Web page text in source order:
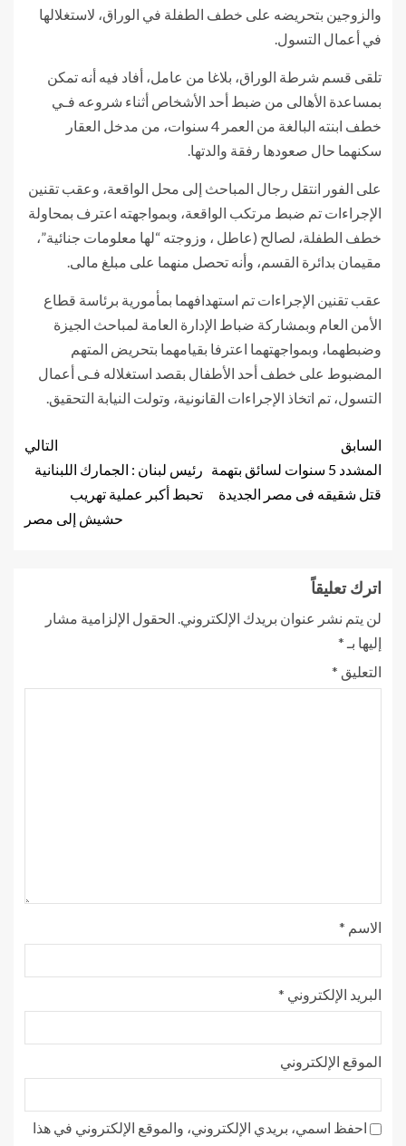
والزوجين بتحريضه على خطف الطفلة في الوراق، لاستغلالها
في أعمال التسول.
تلقى قسم شرطة الوراق، بلاغا من عامل، أفاد فيه أنه تمكن
بمساعدة الأهالى من ضبط أحد الأشخاص أثناء شروعه فـي
خطف ابنته البالغة من العمر 4 سنوات، من مدخل العقار
سكنهما حال صعودها رفقة والدتها.
على الفور انتقل رجال المباحث إلى محل الواقعة، وعقب تقنين
الإجراءات تم ضبط مرتكب الواقعة، وبمواجهته اعترف بمحاولة
خطف الطفلة، لصالح (عاطل ، وزوجته “لها معلومات جنائية”،
مقيمان بدائرة القسم، وأنه تحصل منهما على مبلغ مالى.
عقب تقنين الإجراءات تم استهدافهما بمأمورية برئاسة قطاع
الأمن العام وبمشاركة ضباط الإدارة العامة لمباحث الجيزة
وضبطهما، وبمواجهتهما اعترفا بقيامهما بتحريض المتهم
المضبوط على خطف أحد الأطفال بقصد استغلاله فـى أعمال
التسول، تم اتخاذ الإجراءات القانونية، وتولت النيابة التحقيق.
السابق
المشدد 5 سنوات لسائق بتهمة
قتل شقيقه فى مصر الجديدة
التالي
رئيس لبنان : الجمارك اللبنانية
تحبط أكبر عملية تهريب
حشيش إلى مصر
اترك تعليقاً
لن يتم نشر عنوان بريدك الإلكتروني. الحقول الإلزامية مشار
إليها بـ *
التعليق *
الاسم *
البريد الإلكتروني *
الموقع الإلكتروني
احفظ اسمي، بريدي الإلكتروني، والموقع الإلكتروني في هذا